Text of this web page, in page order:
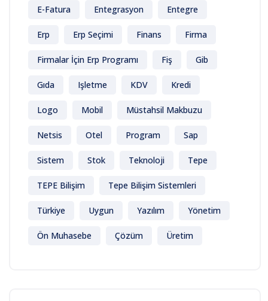
E-Fatura Entegrasyon Entegre
Erp Erp Seçimi Finans Firma
Firmalar İçin Erp Programı Fiş Gib
Gıda Işletme KDV Kredi
Logo Mobil Müstahsil Makbuzu
Netsis Otel Program Sap
Sistem Stok Teknoloji Tepe
TEPE Bilişim Tepe Bilişim Sistemleri
Türkiye Uygun Yazılım Yönetim
Ön Muhasebe Çözüm Üretim